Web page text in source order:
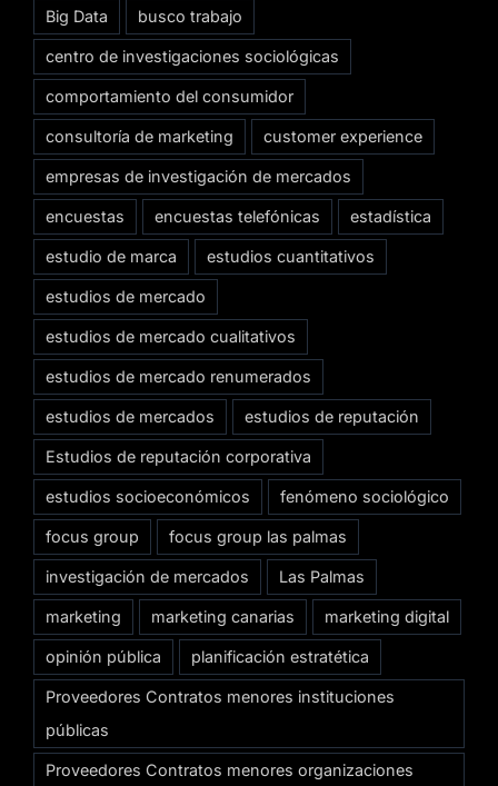
Big Data busco trabajo
centro de investigaciones sociológicas
comportamiento del consumidor
consultoría de marketing customer experience
empresas de investigación de mercados
encuestas encuestas telefónicas estadística
estudio de marca estudios cuantitativos
estudios de mercado
estudios de mercado cualitativos
estudios de mercado renumerados
estudios de mercados estudios de reputación
Estudios de reputación corporativa
estudios socioeconómicos fenómeno sociológico
focus group focus group las palmas
investigación de mercados Las Palmas
marketing marketing canarias marketing digital
opinión pública planificación estratética
Proveedores Contratos menores instituciones
públicas
Proveedores Contratos menores organizaciones